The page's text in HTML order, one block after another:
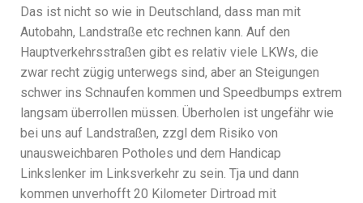
Das ist nicht so wie in Deutschland, dass man mit
Autobahn, Landstraße etc rechnen kann. Auf den
Hauptverkehrsstraßen gibt es relativ viele LKWs, die
zwar recht zügig unterwegs sind, aber an Steigungen
schwer ins Schnaufen kommen und Speedbumps extrem
langsam überrollen müssen. Überholen ist ungefähr wie
bei uns auf Landstraßen, zzgl dem Risiko von
unausweichbaren Potholes und dem Handicap
Linkslenker im Linksverkehr zu sein. Tja und dann
kommen unverhofft 20 Kilometer Dirtroad mit